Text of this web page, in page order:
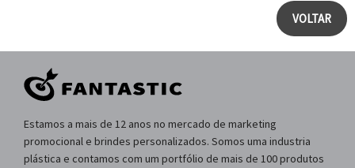
VOLTAR
Estamos a mais de 12 anos no mercado de marketing
promocional e brindes personalizados. Somos uma industria
plástica e contamos com um portfólio de mais de 100 produtos